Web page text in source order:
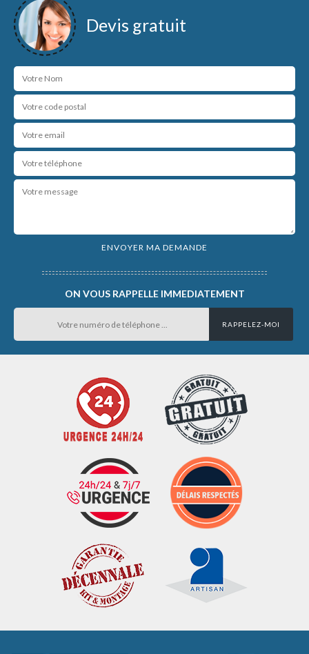
Devis gratuit
ON VOUS RAPPELLE IMMEDIATEMENT